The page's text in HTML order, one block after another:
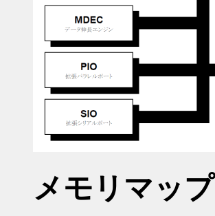
メモリマップ